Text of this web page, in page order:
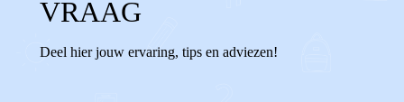
VRAAG
Deel hier jouw ervaring, tips en adviezen!